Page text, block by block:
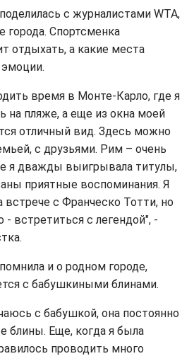
с журналистами WTA,
города. Спортсменка
отдыхать, а какие места
время в Монте-Карло, где я
на пляже, а еще из окна моей
отличный вид. Здесь можно
с друзьями. Рим – очень
я дважды выигрывала титулы,
приятные воспоминания. Я
встрече с Франческо Тотти, но
- встретиться с легендой", -
и о родном городе,
с бабушкиными блинами.
с бабушкой, она постоянно
блины. Еще, когда я была
проводить много